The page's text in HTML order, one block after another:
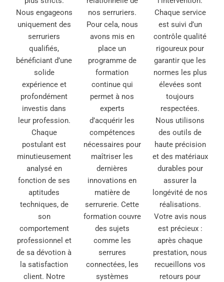
Nous engageons
uniquement des
serruriers
qualifiés,
bénéficiant d’une
solide
expérience et
profondément
investis dans
leur profession.
Chaque
postulant est
minutieusement
analysé en
fonction de ses
aptitudes
techniques, de
son
comportement
professionnel et
de sa dévotion à
la satisfaction
client. Notre
nos serruriers.
Pour cela, nous
avons mis en
place un
programme de
formation
continue qui
permet à nos
experts
d’acquérir les
compétences
nécessaires pour
maîtriser les
dernières
innovations en
matière de
serrurerie. Cette
formation couvre
des sujets
comme les
serrures
connectées, les
systèmes
Chaque service
est suivi d’un
contrôle qualité
rigoureux pour
garantir que les
normes les plus
élevées sont
toujours
respectées.
Nous utilisons
des outils de
haute précision
et des matériaux
durables pour
assurer la
longévité de nos
réalisations.
Votre avis nous
est précieux :
après chaque
prestation, nous
recueillons vos
retours pour